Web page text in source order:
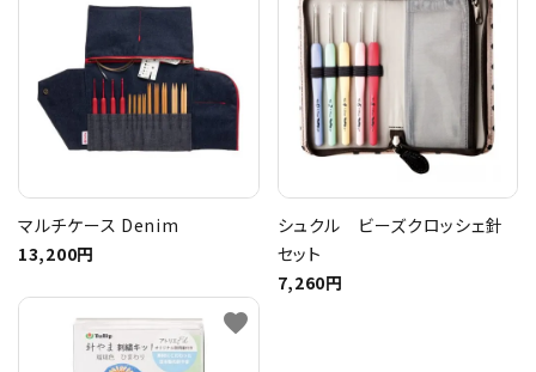
マルチケース Denim
13,200円
シュクル ビーズクロッシェ針
セット
7,260円
favorite